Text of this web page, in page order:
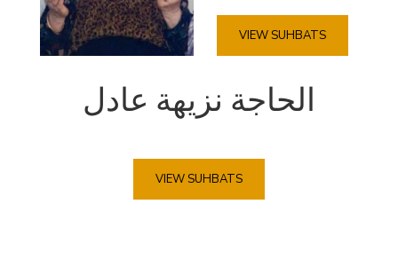
VIEW SUHBATS
الحاجة نزيهة عادل
VIEW SUHBATS